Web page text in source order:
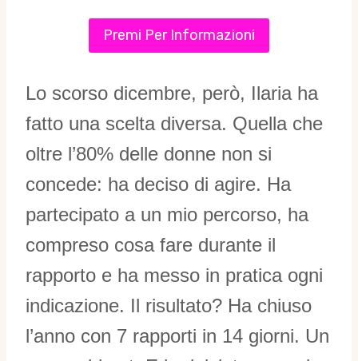
Premi Per Informazioni
Lo scorso dicembre, però, Ilaria ha
fatto una scelta diversa. Quella che
oltre l’80% delle donne non si
concede: ha deciso di agire. Ha
partecipato a un mio percorso, ha
compreso cosa fare durante il
rapporto e ha messo in pratica ogni
indicazione. Il risultato? Ha chiuso
l’anno con 7 rapporti in 14 giorni. Un